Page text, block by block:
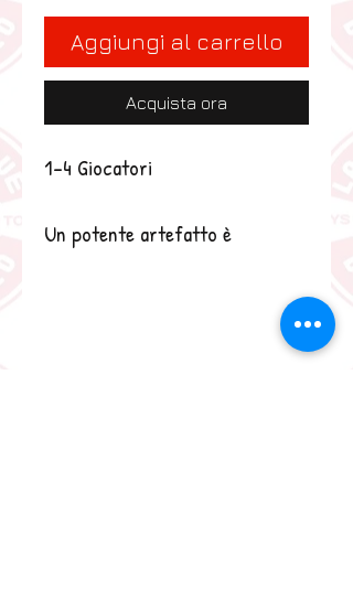
Aggiungi al carrello
Acquista ora
1-4 Giocatori
Un potente artefatto è
Un oscuro incantesimo lo rende